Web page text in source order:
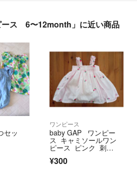
ース 6〜12month」に近い商品
セッ
ワンピース
baby GAP ワンピー
ス キャミソールワン
ピース ピンク 刺
繍 いちご 12 -18 ヶ
月 80cm
¥300